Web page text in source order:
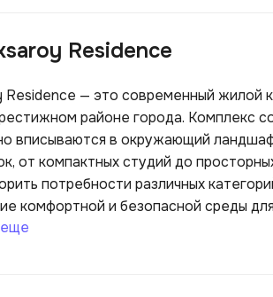
Residence
Residence — это современный жилой
районе города. Комплекс
вписываются в окружающий
от компактных студий до
потребности различных
комфортной и безопасной среды
современные удобства, такие